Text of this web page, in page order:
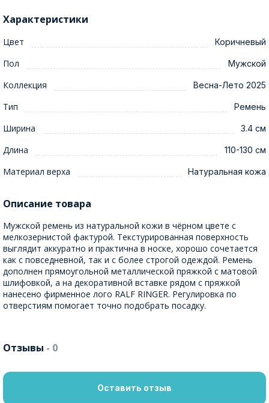
Характеристики
Цвет Коричневый
Пол Мужской
Коллекция Весна-Лето 2025
Тип Ремень
Ширина 3.4 см
Длина 110-130 см
Материал верха Натуральная кожа
Описание товара
Мужской ремень из натуральной кожи в чёрном цвете с
мелкозернистой фактурой. Текстурированная поверхность
выглядит аккуратно и практична в носке, хорошо сочетается
как с повседневной, так и с более строгой одеждой. Ремень
дополнен прямоугольной металлической пряжкой с матовой
шлифовкой, а на декоративной вставке рядом с пряжкой
нанесено фирменное лого RALF RINGER. Регулировка по
отверстиям помогает точно подобрать посадку.
Отзывы - 0
Оставить отзыв